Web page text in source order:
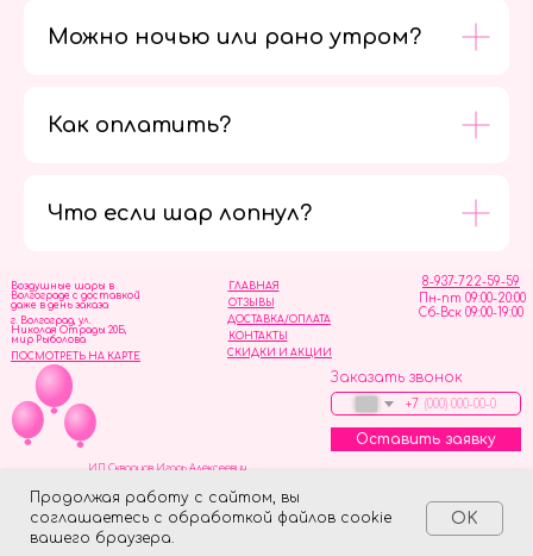
Продолжая работу с сайтом, вы
соглашаетесь с обработкой файлов cookie
вашего браузера.
OK
Можно ночью или рано утром?
Как оплатить?
Что если шар лопнул?
ОТЗЫВЫ
ГЛАВНАЯ
ДОСТАВКА/ОПЛАТА
СКИДКИ И АКЦИИ
КОНТАКТЫ
8-937-722-59-59
Пн-пт 09:00-20:00
Сб-Вск 09:00-19:00
Воздушные шары в
Волгограде с доставкой
даже в день заказа
Заказать звонок
+7
Оставить заявку
г. Волгоград, ул.
Николая Отрады 20Б,
мир Рыболова
ПОСМОТРЕТЬ НА КАРТЕ
ИП Скворцов Игорь Алексеевич
Made on Tilda